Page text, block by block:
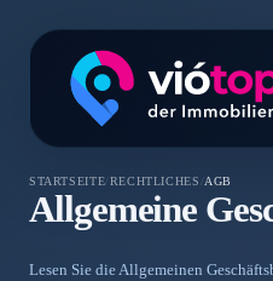
STARTSEITE/ RECHTLICHES /AGB
Allgemeine
Lesen Sie die Allgemeinen